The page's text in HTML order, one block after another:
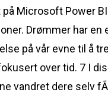
på Microsoft Power BI
Drømmer har en
på vår evne til å
over tid. 7 I
vandret dere selv